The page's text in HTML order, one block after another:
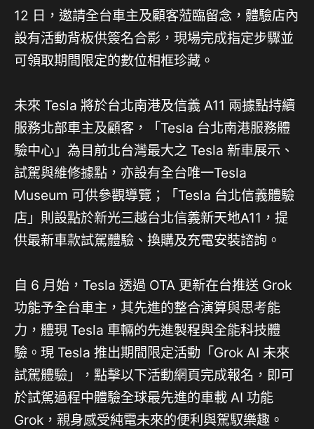
12 日，邀請全台車主及顧客蒞臨留念，體驗店內
設有活動背板供簽名合影，現場完成指定步驟並
可領取期間限定的數位相框珍藏。
未來 Tesla 將於台北南港及信義 A11 兩據點持續
服務北部車主及顧客，「Tesla 台北南港服務體
驗中心」為目前北台灣最大之 Tesla 新車展示、
試駕與維修據點，亦設有全台唯一Tesla
Museum 可供參觀導覽；「Tesla 台北信義體驗
店」則設點於新光三越台北信義新天地A11，提
供最新車款試駕體驗、換購及充電安裝諮詢。
自 6 月始，Tesla 透過 OTA 更新在台推送 Grok
功能予全台車主，其先進的整合演算與思考能
力，體現 Tesla 車輛的先進製程與全能科技體
驗。現 Tesla 推出期間限定活動「Grok AI 未來
試駕體驗」，點擊以下活動網頁完成報名，即可
於試駕過程中體驗全球最先進的車載 AI 功能
Grok，親身感受純電未來的便利與駕馭樂趣。